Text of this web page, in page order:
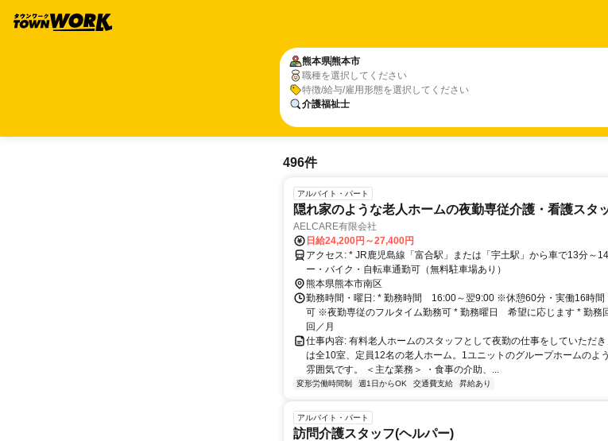
熊本県熊本市
職種を選択してください
特徴/給与/雇用形態を選択してください
介護福祉士
496件
アルバイト・パート
隠れ家のような老人ホームの夜勤専従介護・看護スタ
AELCARE有限会社
日給24,200円～27,400円
アクセス: * JR鹿児島線「富合駅」または「宇土駅」から車で13分～14分 * マイカ
ー・バイク・自転車通勤可（無料駐車場あり）
熊本県熊本市南区
勤務時間・曜日: * 勤務時間 16:00～翌9:00 ※休憩60分・実働16時間
可 ※夜勤専従のフルタイム勤務可 * 勤務曜日 希望に応じます * 勤
回／月
仕事内容: 有料老人ホームのスタッフとして夜勤の仕事をしていただ
は全10室、定員12名の老人ホーム。1ユニットのグループホームのよ
雰囲気です。 ＜主な業務＞ ・食事の介助、...
変形労働時間制 週1日からOK 交通費支給 昇給あり
アルバイト・パート
訪問介護スタッフ(ヘルパー)